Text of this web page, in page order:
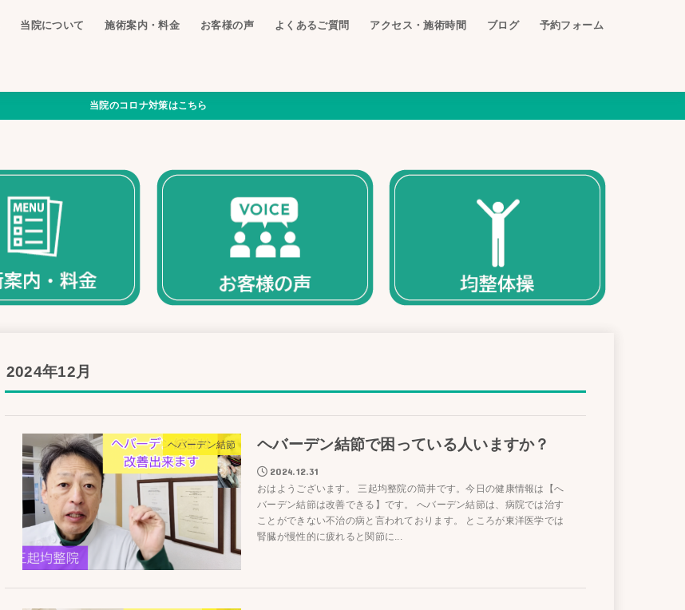
当院について 施術案内・料金 お客様の声 よくあるご質問 アクセス・施術時間 ブログ 予約フォーム
当院のコロナ対策はこちら
2024年12月
ヘバーデン結節 ヘバーデン結節で困っている人いますか？
2024.12.31
おはようございます。 三起均整院の筒井です。今日の健康情報は【へ
バーデン結節は改善できる】です。 へバーデン結節は、病院では治す
ことができない不治の病と言われております。 ところが東洋医学では
腎臓が慢性的に疲れると関節に...